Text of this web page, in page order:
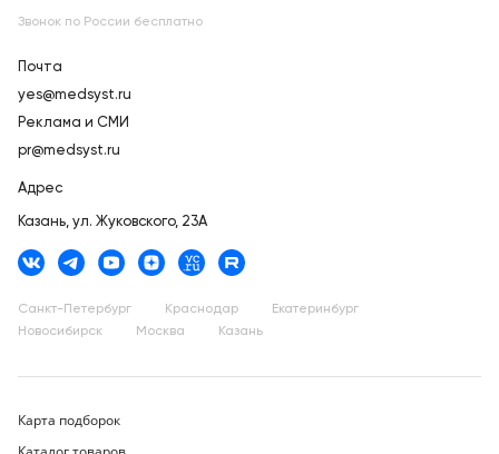
Звонок по России бесплатно
Почта
yes@medsyst.ru
Реклама и СМИ
pr@medsyst.ru
Адрес
Казань, ул. Жуковского, 23А
Санкт-Петербург Краснодар
Екатеринбург
Новосибирск
Москва Казань
Карта подборок